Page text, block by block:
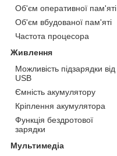
Об'єм оперативної пам'яті
Об'єм вбудованої пам'яті
Частота процесора
Живлення
Можливість підзарядки від
USB
Ємність акумулятору
Кріплення акумулятора
Функція бездротової
зарядки
Мультимедіа